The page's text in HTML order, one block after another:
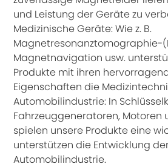
und Leistung der Geräte zu
Medizinische Geräte: Wie z. B.
Magnetresonanztomographie-
Magnetnavigation usw.
Produkte mit ihren
Eigenschaften die
Automobilindustrie: In
Fahrzeuggeneratoren, Motoren
spielen unsere Produkte eine
unterstützen die Entwicklung
Automobilindustrie.